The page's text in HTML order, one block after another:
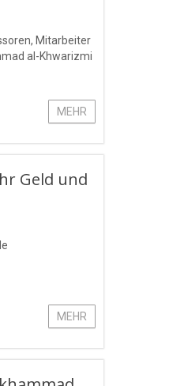
Mitarbeiter
al-Khwarizmi
MEHR
Geld und
MEHR